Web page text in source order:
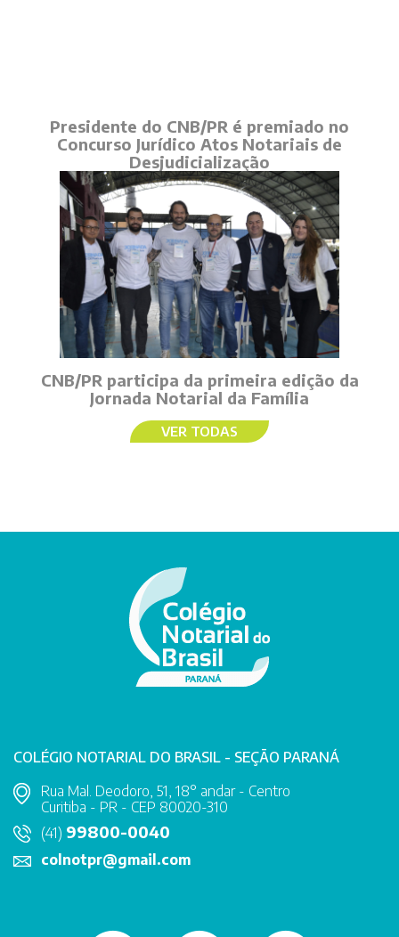
Presidente do CNB/PR é premiado no
Concurso Jurídico Atos Notariais de
Desjudicialização
CNB/PR participa da primeira edição da
Jornada Notarial da Família
VER TODAS
COLÉGIO NOTARIAL DO BRASIL - SEÇÃO PARANÁ
Rua Mal. Deodoro, 51, 18° andar - Centro
Curitiba - PR - CEP 80020-310
(41) 99800-0040
colnotpr@gmail.com